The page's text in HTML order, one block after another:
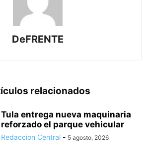
DeFRENTE
relacionados
Tula entrega nueva maquinaria
reforzado el parque vehicular
Redaccion Central - 5 agosto, 2026